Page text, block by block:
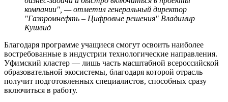
компании", — отметил генеральный директор
"Газпромнефть – Цифровые решения" Владимир
Кушвид
Благодаря программе учащиеся смогут освоить наиболее
востребованные в индустрии технологические направления.
Уфимский кластер — лишь часть масштабной всероссийской
образовательной экосистемы, благодаря которой отрасль
получит подготовленных специалистов, способных сразу
включиться в работу.